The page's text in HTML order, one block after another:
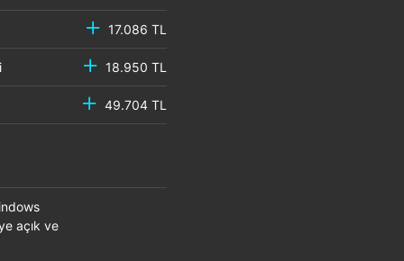
17.086 TL
18.950 TL
49.704 TL
açık ve